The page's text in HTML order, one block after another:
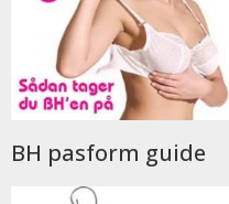
BH pasform guide